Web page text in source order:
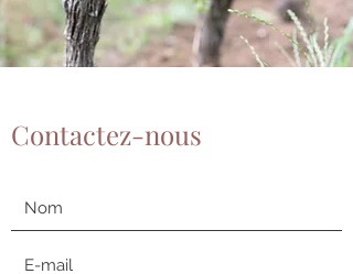
Contactez-nous